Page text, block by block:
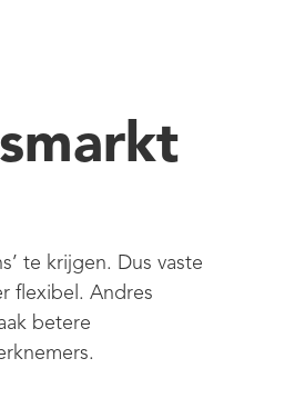
te krijgen. Dus vaste
flexibel. Andres
betere